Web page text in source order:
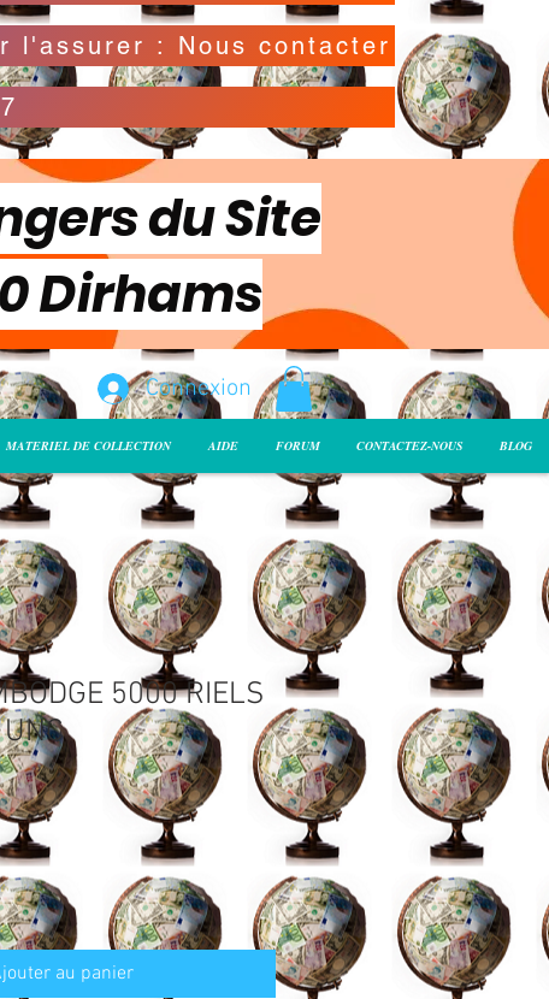
Possibilité de déclarer la valeur de l'envoi pour l'assurer : Nous contacter
du Site
Dirhams
Connexion
MATERIEL DE COLLECTION AIDE FORUM CONTACTEZ-NOUS BLOG
5000 RIELS
au panier